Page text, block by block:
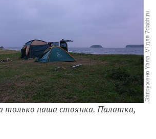
только наша стоянка. Палатка,